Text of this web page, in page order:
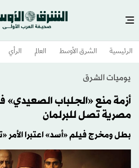
الرئيسية الشرق الأوسط​ العالم الرأي
يوميات الشرق
أزمة منع «الجلباب الصعيدي»
مصرية تصل للبرلمان
بطل ومخرج فيلم «أسد» اعتبرا الأمر